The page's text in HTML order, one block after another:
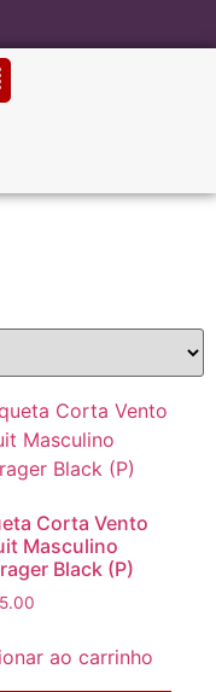
Corta Vento
Masculino
Black (P)
ao carrinho